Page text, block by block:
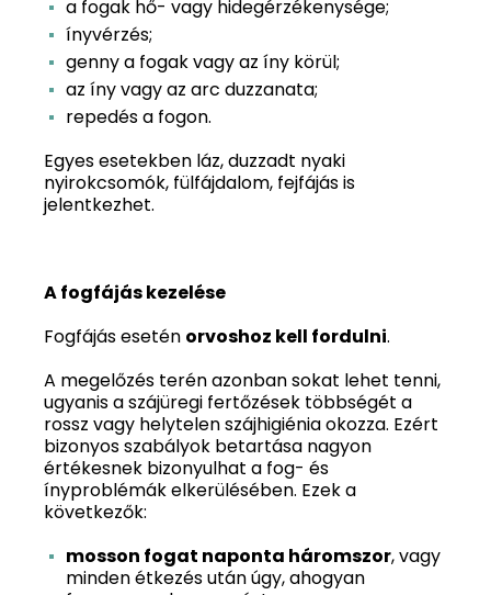
a fogak hő- vagy hidegérzékenysége;
ínyvérzés;
genny a fogak vagy az íny körül;
az íny vagy az arc duzzanata;
repedés a fogon.
Egyes esetekben láz, duzzadt nyaki
nyirokcsomók, fülfájdalom, fejfájás is
jelentkezhet.
A fogfájás kezelése
Fogfájás esetén orvoshoz kell fordulni.
A megelőzés terén azonban sokat lehet tenni,
ugyanis a szájüregi fertőzések többségét a
rossz vagy helytelen szájhigiénia okozza. Ezért
bizonyos szabályok betartása nagyon
értékesnek bizonyulhat a fog- és
ínyproblémák elkerülésében. Ezek a
következők:
mosson fogat naponta háromszor, vagy
minden étkezés után úgy, ahogyan